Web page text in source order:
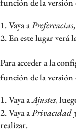
función de la versión
Vaya aPreferencias
En este lugar verá
Para acceder a la
función de la versión
Vaya aAjustes,
Vaya aPrivacidad
realizar.